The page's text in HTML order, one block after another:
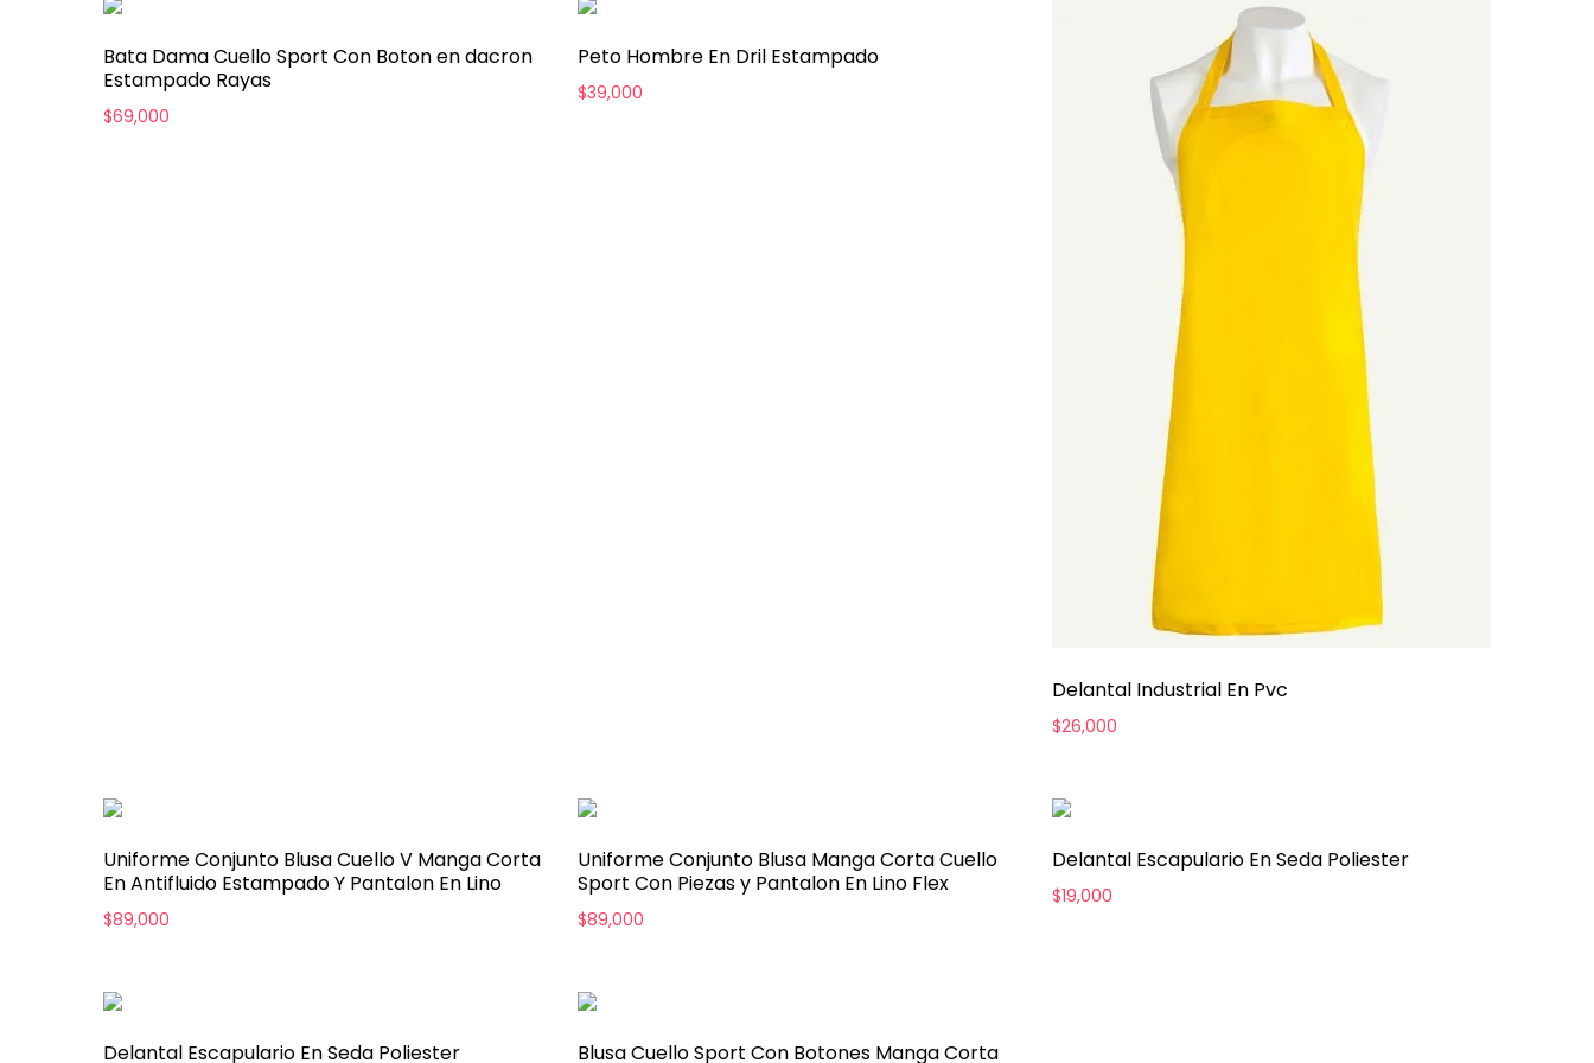
Bata Dama Cuello Sport Con Boton en dacron
Estampado Rayas
$69,000
Peto Hombre En Dril Estampado
$39,000
Delantal Industrial En Pvc
$26,000
Uniforme Conjunto Blusa Cuello V Manga Corta
En Antifluido Estampado Y Pantalon En Lino
$89,000
Uniforme Conjunto Blusa Manga Corta Cuello
Sport Con Piezas y Pantalon En Lino Flex
$89,000
Delantal Escapulario En Seda Poliester
$19,000
Delantal Escapulario En Seda Poliester
Blusa Cuello Sport Con Botones Manga Corta